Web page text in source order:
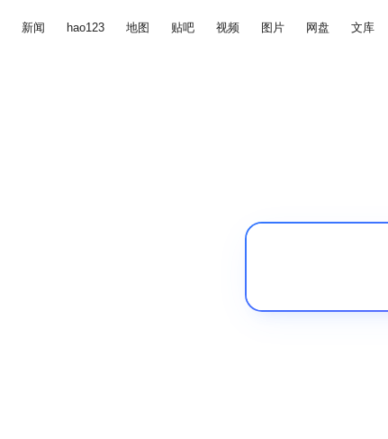
新闻 hao123 地图 贴吧 视频 图片 网盘 文库